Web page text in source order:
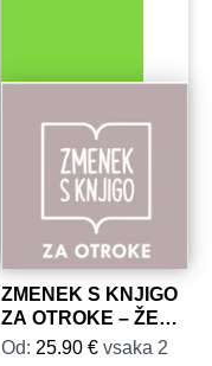
ZMENEK S KNJIGO
ZA OTROKE – ŽE
OD 21,00 EUR
Od: 25.90€ vsaka 2